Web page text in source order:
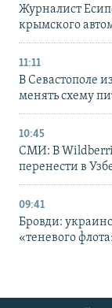
Журналист
крымского
11:11
В Севастополе
менять схему
10:45
СМИ: В
перенести в
09:41
Бровди:
«теневого